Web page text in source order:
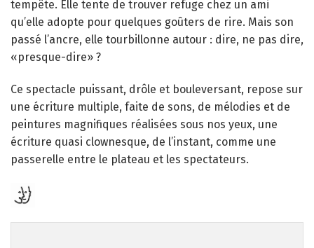
tempête. Elle tente de trouver refuge chez un ami
qu’elle adopte pour quelques goûters de rire. Mais son
passé l’ancre, elle tourbillonne autour : dire, ne pas dire,
«presque-dire» ?
Ce spectacle puissant, drôle et bouleversant, repose sur
une écriture multiple, faite de sons, de mélodies et de
peintures magnifiques réalisées sous nos yeux, une
écriture quasi clownesque, de l’instant, comme une
passerelle entre le plateau et les spectateurs.